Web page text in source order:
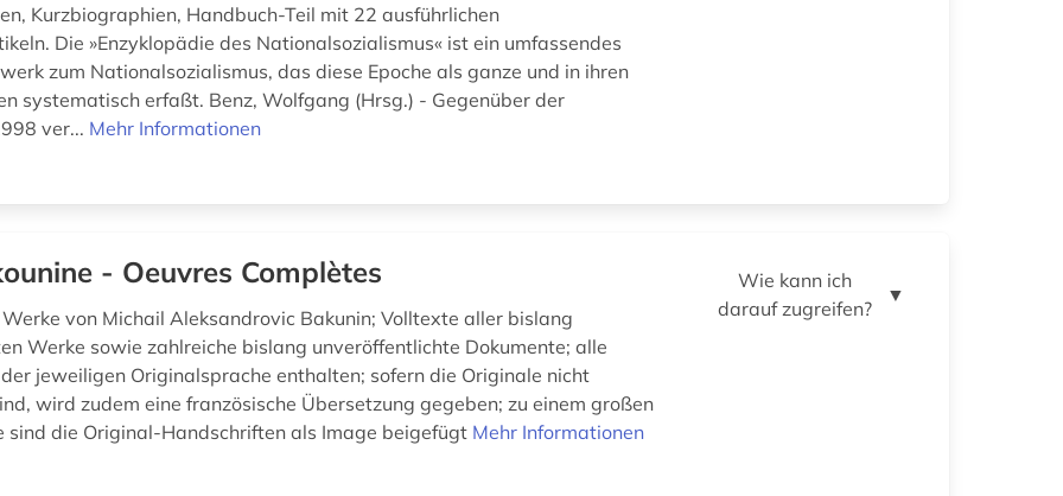
Kurzbiographien, Handbuch-Teil mit 22 ausführlichen
Die »Enzyklopädie des Nationalsozialismus« ist ein umfassendes
zum Nationalsozialismus, das diese Epoche als ganze und in ihren
systematisch erfaßt. Benz, Wolfgang (Hrsg.) - Gegenüber der
ver... Mehr Informationen
- Oeuvres Complètes
von Michail Aleksandrovic Bakunin; Volltexte aller bislang
Werke sowie zahlreiche bislang unveröffentlichte Dokumente; alle
jeweiligen Originalsprache enthalten; sofern die Originale nicht
wird zudem eine französische Übersetzung gegeben; zu einem großen
sind die Original-Handschriften als Image beigefügt Mehr Informationen
Wie kann ich
darauf zugreifen?
▼